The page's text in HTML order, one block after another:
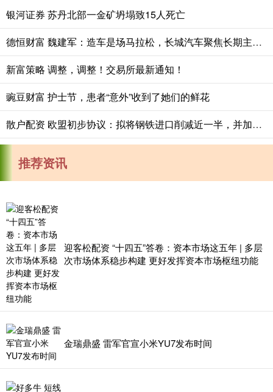
银河证券 苏丹北部一金矿坍塌致15人死亡
德恒财富 魏建军：造车是场马拉松，长城汽车聚焦长期主义与有质量的市占率
新富策略 调整，调整！交易所最新通知！
豌豆财富 护士节，患者“意外”收到了她们的鲜花
散户配资 欧盟初步协议：拟将钢铁进口削减近一半，并加征关税
推荐资讯
迎客松配资 “十四五”答卷：资本市场这五年 | 多层
次市场体系稳步构建 更好发挥资本市场枢纽功能
金瑞鼎盛 雷军官宣小米YU7发布时间